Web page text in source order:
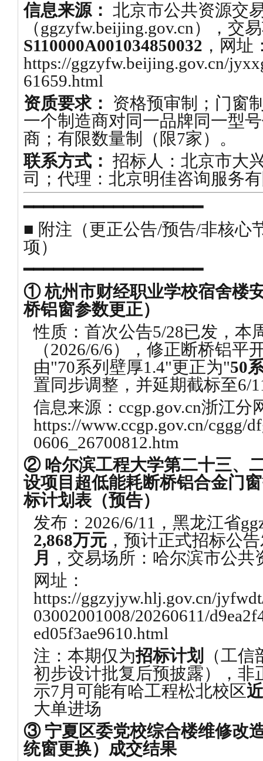
信息来源： 北京市公共资源交
（ggzyfw.beijing.gov.cn），交
S110000A001034850032 ，网址
https://ggzyfw.beijing.gov.cn/
61659.html
资质要求：
资格预审制；门窗
一个制造商对同一品牌同一型
商；有限数量制（限7家）。
联系方式： 招标人：北京市大
司；代理：北京明佳咨询服务
━━━━━━━━━━━━━━━━━━
■ 附注（更正公告/预告/非核心
项）
━━━━━━━━━━━━━━━━━━
① 杭州市财经职业学校宿舍楼
桥铝窗参数更正）
性质：首次公告5/28已发，本
（2026/6/6），修正断桥铝平
由"70系列壁厚1.4"更正为"50
置同步调整，并延期截标至6/
信息来源：ccgp.gov.cn浙江分
https://www.ccgp.gov.cn/cggg/
0606_26700812.htm
② 哈尔滨工程大学第二十三、
设项目超低能耗断桥铝合金门
标计划表（预告）
发布：2026/6/11，黑龙江省
2,868万元，预计正式招标公
月
，交易场所：哈尔滨市公共
网址：
https://ggzyjyw.hlj.gov.cn/
03002001008/20260611/
ed05f3ae9610.html
注：本期仅为招标计划
（工
初步设计批复后预披露），非
示7月可能有哈工程松北校区
大单进场
③ 宁夏区委党校综合楼维修改
统窗更换）成交结果